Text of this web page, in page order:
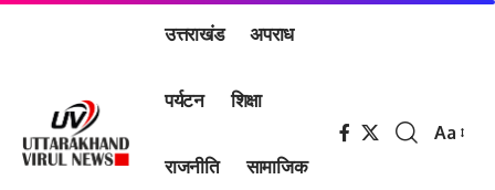
उत्तराखंड अपराध
पर्यटन शिक्षा
राजनीति सामाजिक
Font
Aa